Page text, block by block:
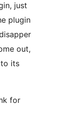
just
plugin
out,
its
for